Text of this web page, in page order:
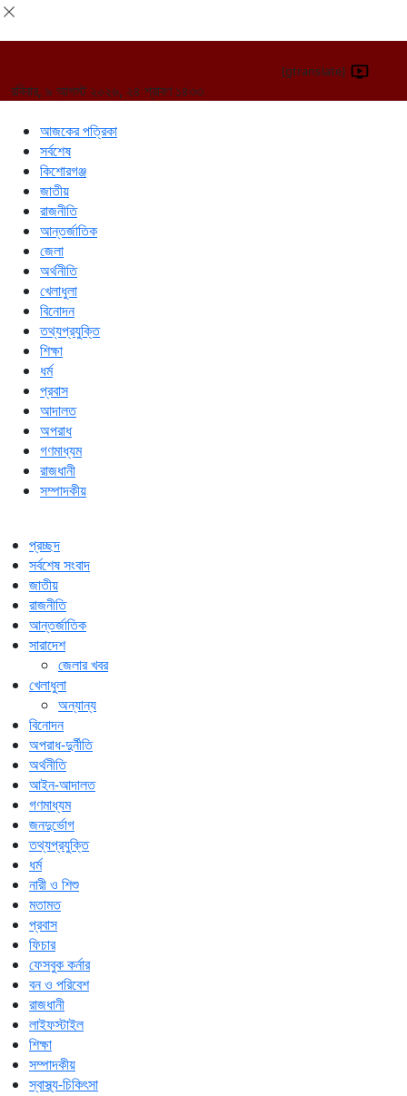
[gtranslate]
রবিবার, ৯ আগস্ট ২০২৬, ২৪ শ্রাবণ ১৪৩৩
আজকের পত্রিকা
সর্বশেষ
কিশোরগঞ্জ
জাতীয়
রাজনীতি
আন্তর্জাতিক
জেলা
অর্থনীতি
খেলাধুলা
বিনোদন
তথ্যপ্রযুক্তি
শিক্ষা
ধর্ম
প্রবাস
আদালত
অপরাধ
গণমাধ্যম
রাজধানী
সম্পাদকীয়
প্রচ্ছদ
সর্বশেষ সংবাদ
জাতীয়
রাজনীতি
আন্তর্জাতিক
সারাদেশ
জেলার খবর
খেলাধুলা
অন্যান্য
বিনোদন
অপরাধ-দুর্নীতি
অর্থনীতি
আইন-আদালত
গণমাধ্যম
জনদুর্ভোগ
তথ্যপ্রযুক্তি
ধর্ম
নারী ও শিশু
মতামত
প্রবাস
ফিচার
ফেসবুক কর্নার
বন ও পরিবেশ
রাজধানী
লাইফস্টাইল
শিক্ষা
সম্পাদকীয়
স্বাস্থ্য-চিকিৎসা